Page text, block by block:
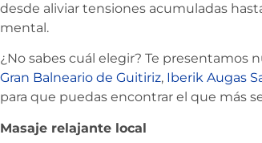
desde aliviar tensiones acumuladas
mental.
¿No sabes cuál elegir? Te presentamos
Gran Balneario de Guitiriz, Iberik Augas
para que puedas encontrar el que más
Masaje relajante local